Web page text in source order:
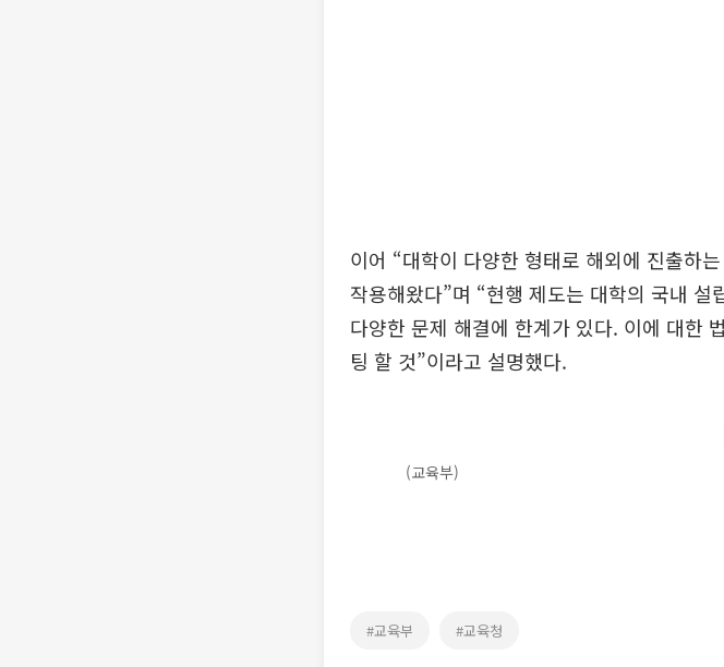
이어 “대학이 다양한 형태로 해외에 진출하
작용해왔다”며 “현행 제도는 대학의 국내
다양한 문제 해결에 한계가 있다. 이에 대한
팅 할 것”이라고 설명했다.
(교육부)
#교육부 #교육청